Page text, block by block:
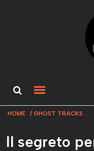
HOME GHOST TRACKS
Il segreto